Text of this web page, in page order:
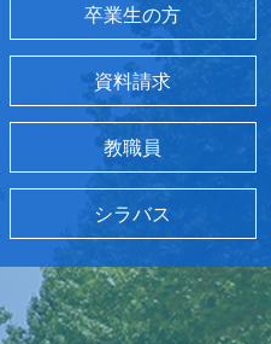
卒業生の方
資料請求
教職員
シラバス